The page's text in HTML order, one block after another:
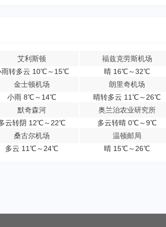
艾利斯顿
雨转多云 10℃～15℃
福兹克劳斯机场
晴 16℃～32℃
金士顿机场
小雨 8℃～14℃
朗里奇机场
晴转多云 11℃～26℃
默奇森河
云转阴 12℃～22℃
奥兰治农业研究所
多云转晴 0℃～9℃
桑古尔机场
多云 11℃～24℃
温顿邮局
晴 15℃～26℃